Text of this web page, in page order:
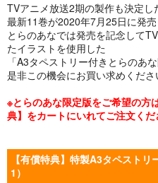
TVアニメ放送2期の製作も決定し
最新11巻が2020年7月25日に発売
とらのあなでは発売を記念して
たイラストを使用した
「A3タペストリー付きとらのあ
是非この機会にお買い求めくださ
※とらのあな限定版をご希望の方
典】をカートにいれてご注文くだ
【有償特典】特製A3タペスト
1）